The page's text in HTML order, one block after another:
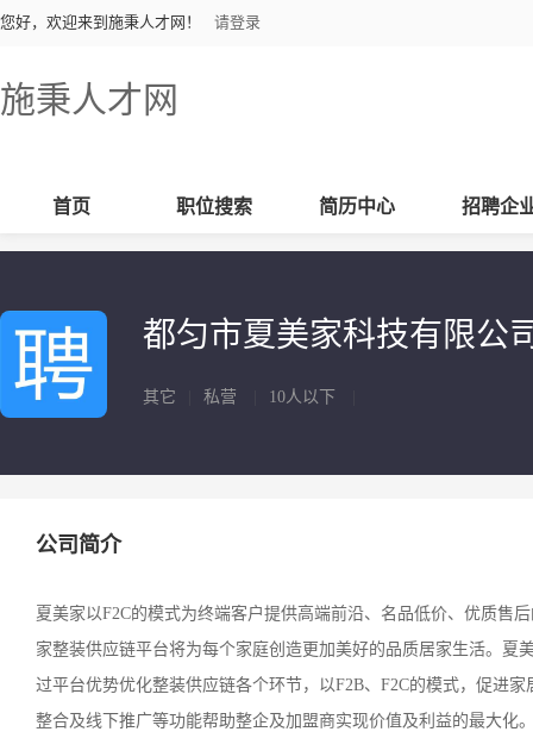
您好，欢迎来到施秉人才网！ 请登录
施秉人才网
首页 职位搜索 简历中心 招聘企
都匀市夏美家科技有限公
其它 私营 10人以下
公司简介
夏美家以F2C的模式为终端客户提供高端前沿、名品低价、优质售
家整装供应链平台将为每个家庭创造更加美好的品质居家生活。夏
过平台优势优化整装供应链各个环节，以F2B、F2C的模式，促进
整合及线下推广等功能帮助整企及加盟商实现价值及利益的最大化